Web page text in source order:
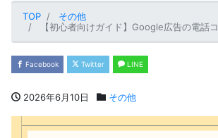
TOP
その他
【初心者向けガイド】Google広告の電話コンバージョン計測とは？計測方法から
Facebook Twitter LINE
2026年6月10日 その他